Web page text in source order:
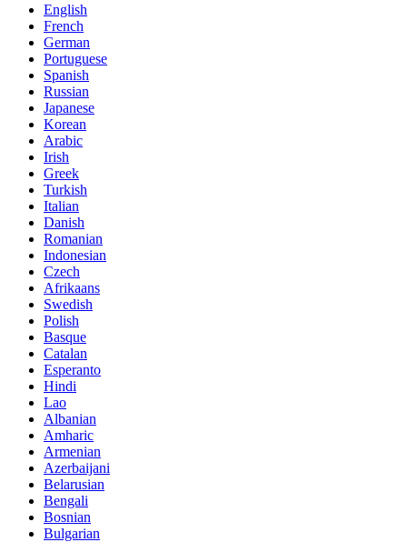
English
French
German
Portuguese
Spanish
Russian
Japanese
Korean
Arabic
Irish
Greek
Turkish
Italian
Danish
Romanian
Indonesian
Czech
Afrikaans
Swedish
Polish
Basque
Catalan
Esperanto
Hindi
Lao
Albanian
Amharic
Armenian
Azerbaijani
Belarusian
Bengali
Bosnian
Bulgarian